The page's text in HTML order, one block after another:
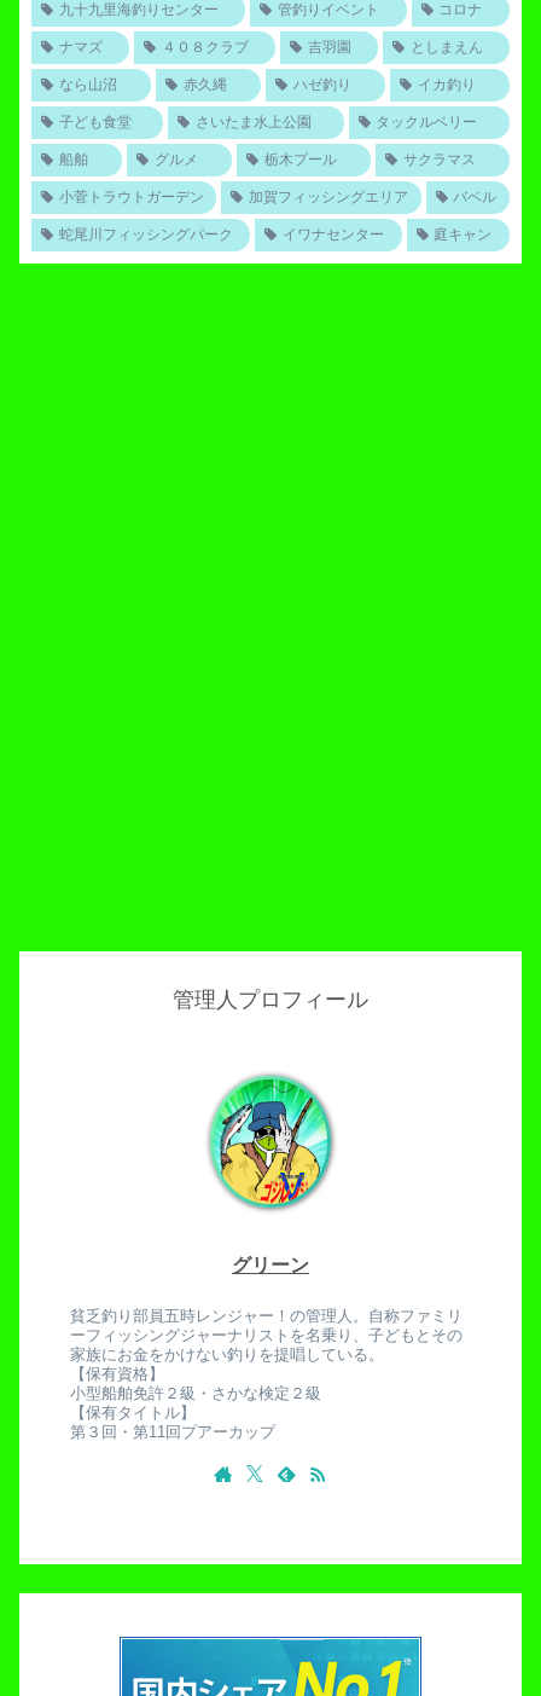
九十九里海釣りセンター 管釣りイベント コロナ
ナマズ ４０８クラブ 吉羽園 としまえん
なら山沼 赤久縄 ハゼ釣り イカ釣り
子ども食堂 さいたま水上公園 タックルベリー
船舶 グルメ 栃木プール サクラマス
小菅トラウトガーデン 加賀フィッシングエリア バベル
蛇尾川フィッシングパーク イワナセンター 庭キャン
管理人プロフィール
グリーン
貧乏釣り部員五時レンジャー！の管理人。自称ファミリ
ーフィッシングジャーナリストを名乗り、子どもとその
家族にお金をかけない釣りを提唱している。
【保有資格】
小型船舶免許２級・さかな検定２級
【保有タイトル】
第３回・第11回プアーカップ